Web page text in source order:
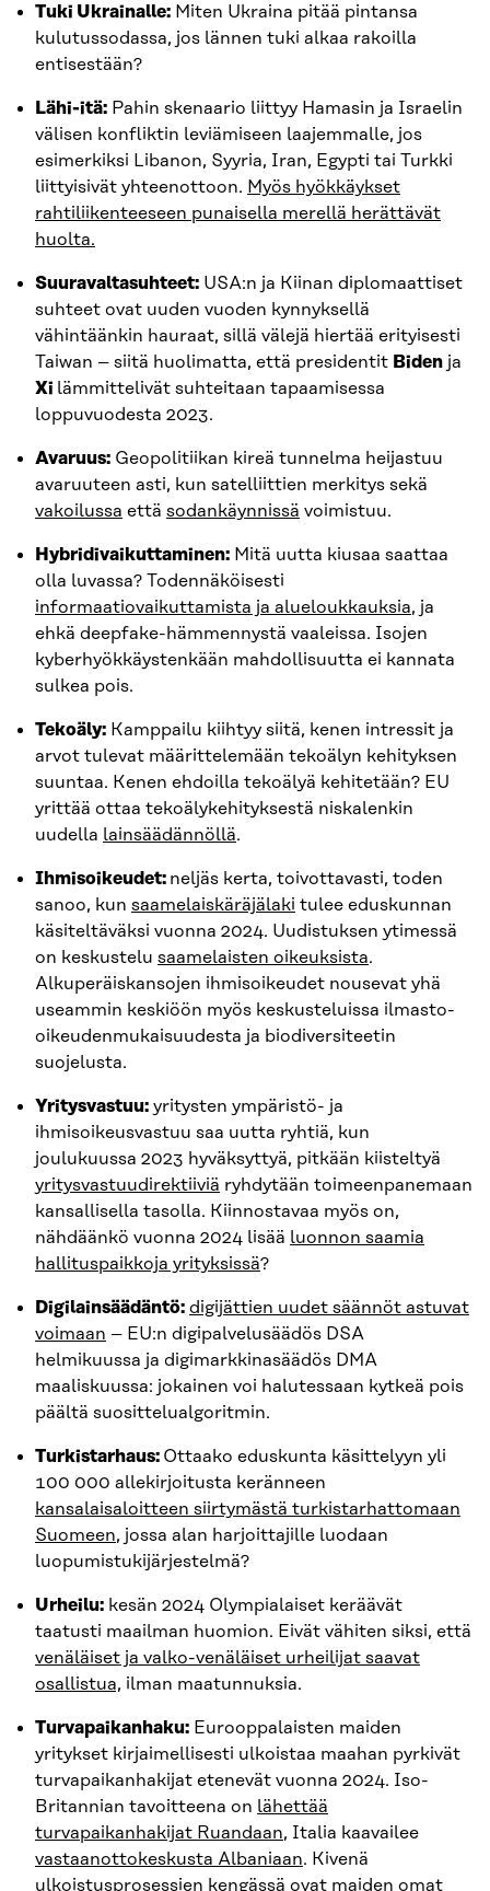
Tuki Ukrainalle: Miten Ukraina pitää pintansa
kulutussodassa, jos lännen tuki alkaa rakoilla
entisestään?
Lähi-itä: Pahin skenaario liittyy Hamasin ja Israelin
välisen konfliktin leviämiseen laajemmalle, jos
esimerkiksi Libanon, Syyria, Iran, Egypti tai Turkki
liittyisivät yhteenottoon. Myös hyökkäykset
rahtiliikenteeseen punaisella merellä herättävät
huolta.
Suuravaltasuhteet: USA:n ja Kiinan diplomaattiset
suhteet ovat uuden vuoden kynnyksellä
vähintäänkin hauraat, sillä välejä hiertää erityisesti
Taiwan – siitä huolimatta, että presidentit Biden ja
Xi lämmittelivät suhteitaan tapaamisessa
loppuvuodesta 2023.
Avaruus: Geopolitiikan kireä tunnelma heijastuu
avaruuteen asti, kun satelliittien merkitys sekä
vakoilussa että sodankäynnissä voimistuu.
Hybridivaikuttaminen: Mitä uutta kiusaa saattaa
olla luvassa? Todennäköisesti
informaatiovaikuttamista ja alueloukkauksia, ja
ehkä deepfake-hämmennystä vaaleissa. Isojen
kyberhyökkäystenkään mahdollisuutta ei kannata
sulkea pois.
Tekoäly: Kamppailu kiihtyy siitä, kenen intressit ja
arvot tulevat määrittelemään tekoälyn kehityksen
suuntaa. Kenen ehdoilla tekoälyä kehitetään? EU
yrittää ottaa tekoälykehityksestä niskalenkin
uudella lainsäädännöllä.
Ihmisoikeudet: neljäs kerta, toivottavasti, toden
sanoo, kun saamelaiskäräjälaki tulee eduskunnan
käsiteltäväksi vuonna 2024. Uudistuksen ytimessä
on keskustelu saamelaisten oikeuksista.
Alkuperäiskansojen ihmisoikeudet nousevat yhä
useammin keskiöön myös keskusteluissa ilmasto-
oikeudenmukaisuudesta ja biodiversiteetin
suojelusta.
Yritysvastuu: yritysten ympäristö- ja
ihmisoikeusvastuu saa uutta ryhtiä, kun
joulukuussa 2023 hyväksyttyä, pitkään kiisteltyä
yritysvastuudirektiiviä ryhdytään toimeenpanemaan
kansallisella tasolla. Kiinnostavaa myös on,
nähdäänkö vuonna 2024 lisää luonnon saamia
hallituspaikkoja yrityksissä?
Digilainsäädäntö: digijättien uudet säännöt astuvat
voimaan – EU:n digipalvelusäädös DSA
helmikuussa ja digimarkkinasäädös DMA
maaliskuussa: jokainen voi halutessaan kytkeä pois
päältä suosittelualgoritmin.
Turkistarhaus: Ottaako eduskunta käsittelyyn yli
100 000 allekirjoitusta keränneen
kansalaisaloitteen siirtymästä turkistarhattomaan
Suomeen, jossa alan harjoittajille luodaan
luopumistukijärjestelmä?
Urheilu: kesän 2024 Olympialaiset keräävät
taatusti maailman huomion. Eivät vähiten siksi, että
venäläiset ja valko-venäläiset urheilijat saavat
osallistua, ilman maatunnuksia.
Turvapaikanhaku: Eurooppalaisten maiden
yritykset kirjaimellisesti ulkoistaa maahan pyrkivät
turvapaikanhakijat etenevät vuonna 2024. Iso-
Britannian tavoitteena on lähettää
turvapaikanhakijat Ruandaan, Italia kaavailee
vastaanottokeskusta Albaniaan. Kivenä
ulkoistusprosessien kengässä ovat maiden omat